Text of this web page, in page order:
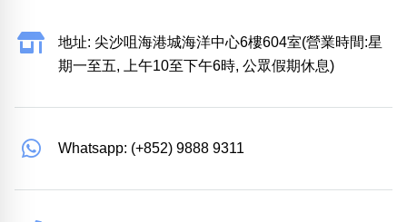
地址: 尖沙咀海港城海洋中心6樓604室(營業時間:星
期一至五, 上午10至下午6時, 公眾假期休息)
Whatsapp: (+852) 9888 9311